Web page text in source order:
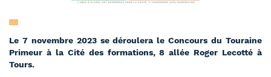
Le 7 novembre 2023 se déroulera le Concours du Touraine
Primeur à la Cité des formations, 8 allée Roger Lecotté à
Tours.